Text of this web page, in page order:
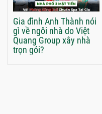
Gia đình Anh Thành nói
gì về ngôi nhà do Việt
Quang Group xây nhà
trọn gói?